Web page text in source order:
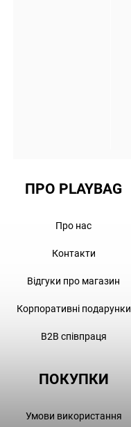
ПРО PLAYBAG
Про нас
Контакти
Відгуки про магазин
Корпоративні подарунки
B2B співпраця
ПОКУПКИ
Умови використання